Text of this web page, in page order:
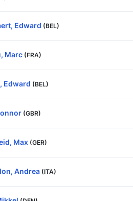
Edward (BEL)
Marc (FRA)
Edward (BEL)
(GBR)
Max (GER)
Andrea (ITA)